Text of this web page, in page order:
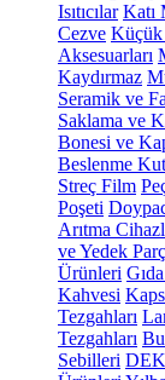
Isıtıcılar Katı
Cezve Küçük
Aksesuarları
Kaydırmaz
Seramik ve
Saklama ve
Bonesi ve
Beslenme
Streç Film
Poşeti
Arıtma
ve Yedek
Ürünleri
Kahvesi
Tezgahları
Tezgahları
Sebilleri